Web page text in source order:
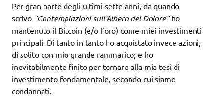
Per gran parte degli ultimi sette anni, da quando
scrivo “Contemplazioni sull’Albero del Dolore”ho
mantenuto il Bitcoin (e/o l’oro) come miei investimenti
principali. Di tanto in tanto ho acquistato invece azioni,
di solito con mio grande rammarico; e ho
inevitabilmente finito per tornare alla mia tesi di
investimento fondamentale, secondo cui siamo
condannati.